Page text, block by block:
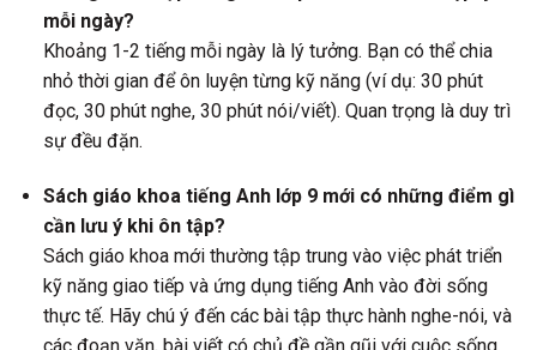
mỗi ngày?
Khoảng 1-2 tiếng mỗi ngày là lý tưởng. Bạn có thể chia
nhỏ thời gian để ôn luyện từng kỹ năng (ví dụ: 30 phút
đọc, 30 phút nghe, 30 phút nói/viết). Quan trọng là duy trì
sự đều đặn.
Sách giáo khoa tiếng Anh lớp 9 mới có những điểm gì
cần lưu ý khi ôn tập?
Sách giáo khoa mới thường tập trung vào việc phát triển
kỹ năng giao tiếp và ứng dụng tiếng Anh vào đời sống
thực tế. Hãy chú ý đến các bài tập thực hành nghe-nói, và